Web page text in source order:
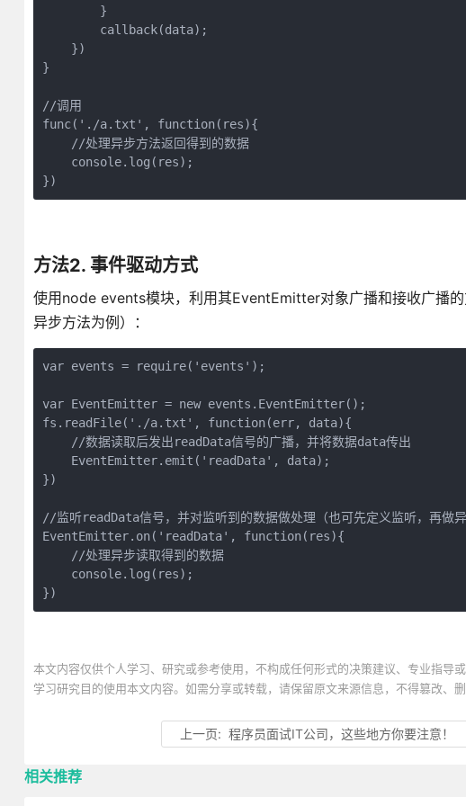
        }
        callback(data);
    })
}
//调用
func('./a.txt', function(res){
    //处理异步方法返回得到的数据
    console.log(res);
})
方法2. 事件驱动方式
使用node events模块，利用其EventEmitter对象广播和接收广播
异步方法为例）：
var events = require('events');
var EventEmitter = new events.EventEmitter();
fs.readFile('./a.txt', function(err, data){
    //数据读取后发出readData信号的广播，并将数据data传出
    EventEmitter.emit('readData', data);
})
//监听readData信号，并对监听到的数据做处理（也可先定义监听，再做异
EventEmitter.on('readData', function(res){
    //处理异步读取得到的数据
    console.log(res);
})
本文内容仅供个人学习、研究或参考使用，不构成任何形式的决策建议、专业指
学习研究目的使用本文内容。如需分享或转载，请保留原文来源信息，不得篡改、
上一页:程序员面试IT公司，这些地方你要注意！
相关推荐